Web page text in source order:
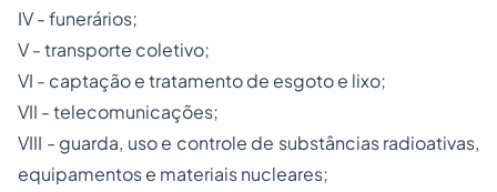
IV - funerários;
V - transporte coletivo;
VI - captação e tratamento de esgoto e lixo;
VII - telecomunicações;
VIII - guarda, uso e controle de substâncias radioativas,
equipamentos e materiais nucleares;